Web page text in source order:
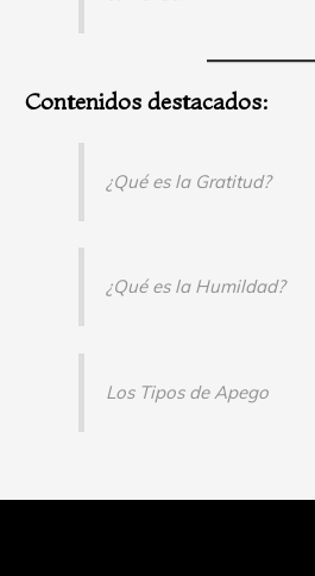
Contenidos destacados:
¿Qué es la Gratitud?
¿Qué es la Humildad?
Los Tipos de Apego